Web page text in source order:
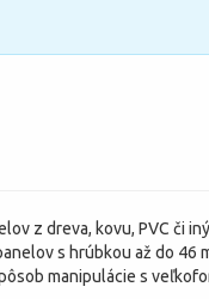
z dreva, kovu, PVC či
s hrúbkou až do 46
manipulácie s